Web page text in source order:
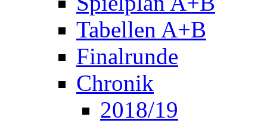
Tabellen A+B
Finalrunde
Chronik
2018/19